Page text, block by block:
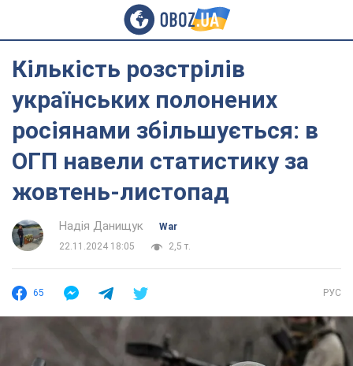
Кількість розстрілів
українських полонених
росіянами збільшується: в
ОГП навели статистику за
жовтень-листопад
Надія Данищук
War
22.11.2024 18:05
2,5 т.
65 РУС